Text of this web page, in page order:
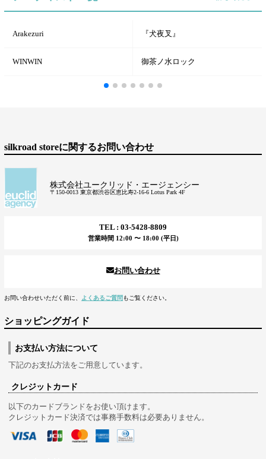
Arakezuri 『犬夜叉』
WINWIN 御茶ノ水ロック
silkroad storeに関するお問い合わせ
株式会社ユークリッド・エージェンシー
〒150-0013 東京都渋谷区恵比寿2-16-6 Lotus Park 4F
TEL : 03-5428-8809
営業時間 12:00 〜 18:00 (平日)
お問い合わせ
お問い合わせいただく前に、 よくあるご質問 もご覧ください。
ショッピングガイド
お支払い方法について
下記のお支払方法をご用意しています。
クレジットカード
以下のカードブランドをお使い頂けます。
クレジットカード決済では事務手数料は必要ありません。